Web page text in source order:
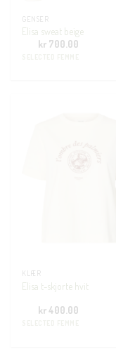
GENSER
Elisa sweat beige
kr 700.00
KLÆR
Elisa t-skjorte hvit
kr400.00